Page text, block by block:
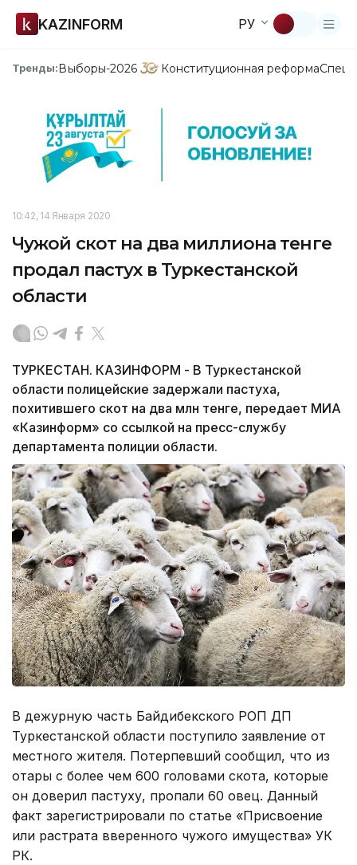
KAZINFORM РУ
Тренды:Выборы-2026 Конституционная реформа
10:42, 14 Января 2020
Чужой скот на два миллиона тенге
продал пастух в Туркестанской
области
ТУРКЕСТАН. КАЗИНФОРМ - В Туркестанской
области полицейские задержали пастуха,
похитившего скот на два млн тенге, передает МИА
«Казинформ» со ссылкой на пресс-службу
департамента полиции области.
В дежурную часть Байдибекского РОП ДП
Туркестанской области поступило заявление от
местного жителя. Потерпевший сообщил, что из
отары с более чем 600 головами скота, которые
он доверил пастуху, пропали 60 овец. Данный
факт зарегистрировали по статье «Присвоение
или растрата вверенного чужого имущества» УК
РК.